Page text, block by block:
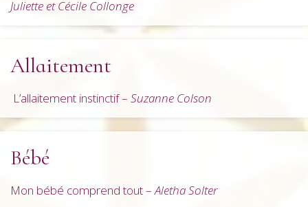
Juliette et Cécile Collonge
Allaitement
L’allaitement instinctif – Suzanne Colson
Bébé
Mon bébé comprend tout –Aletha Solter